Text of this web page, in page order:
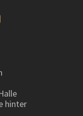
hinter